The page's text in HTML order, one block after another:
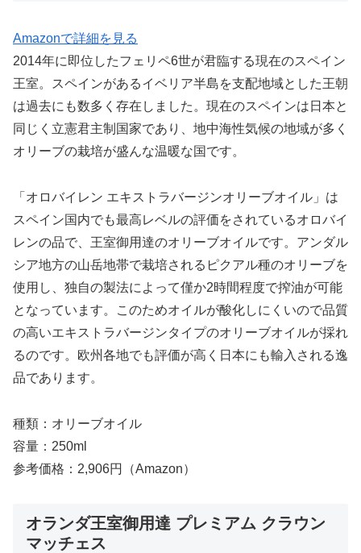
Amazonで詳細を見る
2014年に即位したフェリペ6世が君臨する現在のスペイン
王室。スペインがあるイベリア半島を支配地域とした王朝
は過去にも数多く存在しました。現在のスペインは日本と
同じく立憲君主制国家であり、地中海性気候の地域が多く
オリーブの栽培が盛んな温暖な国です。
「オロバイレン エキストラバージンオリーブオイル」は
スペイン国内でも最高レベルの評価をされているオロバイ
レンの品で、王室御用達のオリーブオイルです。アンダル
シア地方の山岳地帯で栽培されるピクアル種のオリーブを
使用し、独自の製法によって僅か2時間程度で搾油が可能
となっています。このためオイルが酸化しにくいので品質
の高いエキストラバージンタイプのオリーブオイルが採れ
るのです。欧州各地でも評価が高く日本にも輸入される逸
品であります。
種類：オリーブオイル
容量：250ml
参考価格：2,906円（Amazon）
オランダ王室御用達 プレミアム クラウン
マッチェス